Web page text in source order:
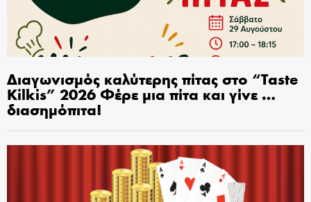
Διαγωνισμός καλύτερης πίτας στο “Taste
Kilkis” 2026 Φέρε μια πίτα και γίνε …
διασημόπιτα!